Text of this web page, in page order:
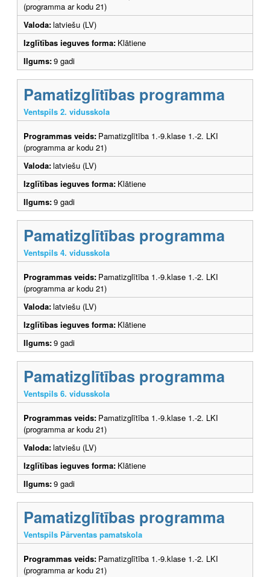
(programma ar kodu 21)
Valoda:latviešu (LV)
Izglītības ieguves forma: Klātiene
Ilgums:9 gadi
Pamatizglītības programma
Ventspils 2. vidusskola
Programmas veids: Pamatizglītība 1.-9.klase 1.-2. LKI
(programma ar kodu 21)
Valoda:latviešu (LV)
Izglītības ieguves forma: Klātiene
Ilgums:9 gadi
Pamatizglītības programma
Ventspils 4. vidusskola
Programmas veids: Pamatizglītība 1.-9.klase 1.-2. LKI
(programma ar kodu 21)
Valoda:latviešu (LV)
Izglītības ieguves forma: Klātiene
Ilgums:9 gadi
Pamatizglītības programma
Ventspils 6. vidusskola
Programmas veids: Pamatizglītība 1.-9.klase 1.-2. LKI
(programma ar kodu 21)
Valoda:latviešu (LV)
Izglītības ieguves forma: Klātiene
Ilgums:9 gadi
Pamatizglītības programma
Ventspils Pārventas pamatskola
Programmas veids: Pamatizglītība 1.-9.klase 1.-2. LKI
(programma ar kodu 21)